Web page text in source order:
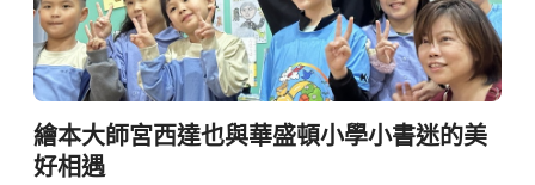
繪本大師宮西達也與華盛頓小學小書迷的美
好相遇